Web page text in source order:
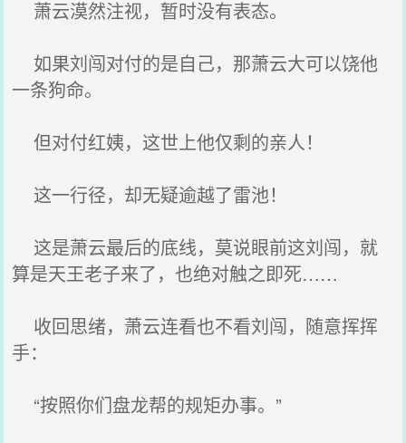
萧云漠然注视，暂时没有表态。
如果刘闯对付的是自己，那萧云大可以饶他
一条狗命。
但对付红姨，这世上他仅剩的亲人！
这一行径，却无疑逾越了雷池！
这是萧云最后的底线，莫说眼前这刘闯，就
算是天王老子来了，也绝对触之即死……
收回思绪，萧云连看也不看刘闯，随意挥挥
手：
“按照你们盘龙帮的规矩办事。”